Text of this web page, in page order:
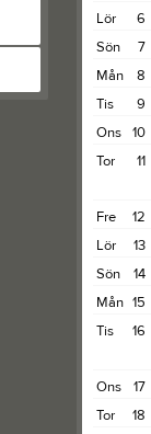
6
Lör
7
Sön
8
Mån
9
Tis
10
Ons
11
Tor
12
Fre
13
Lör
14
Sön
15
Mån
16
Tis
17
Ons
18
Tor